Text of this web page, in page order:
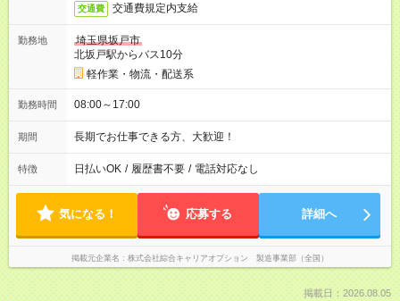
交通費 交通費規定内支給
勤務地
埼玉県坂戸市
北坂戸駅からバス10分
軽作業・物流・配送系
勤務時間 08:00～17:00
期間 長期でお仕事できる方、大歓迎！
特徴 日払いOK / 履歴書不要 / 電話対応なし
気になる！ 応募する 詳細へ
掲載元企業名 株式会社綜合キャリアオプション 製造事業部（全国）
掲載日：2026.08.05